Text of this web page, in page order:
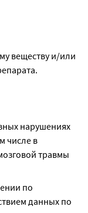
веществу и/или
нарушениях
числе в
травмы
по
данных по